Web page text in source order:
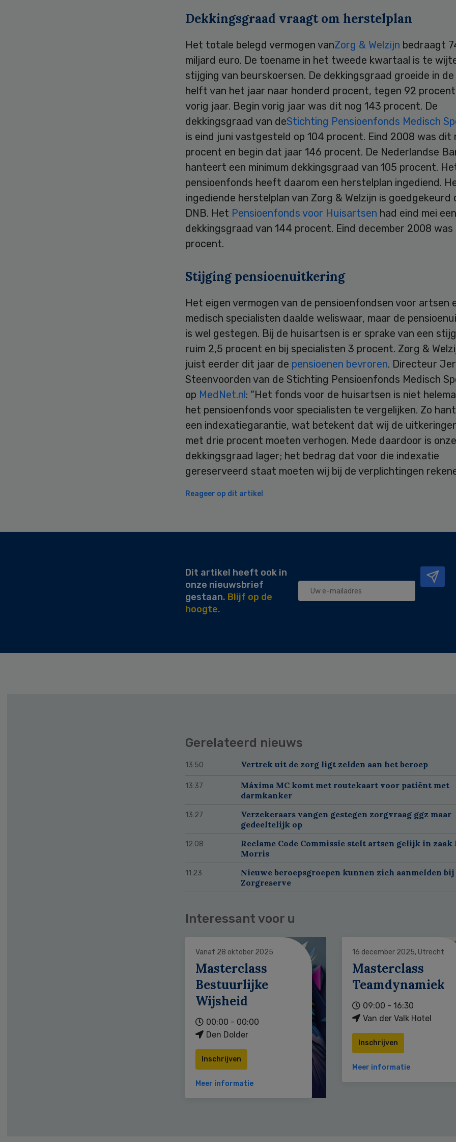
Dekkingsgraad vraagt om herstelplan
Het totale belegd vermogen vanZorg & Welzijn bedraagt
miljard euro. De toename in het tweede kwartaal is te
stijging van beurskoersen. De dekkingsgraad groeide in
helft van het jaar naar honderd procent, tegen 92
vorig jaar. Begin vorig jaar was dit nog 143 procent. De
dekkingsgraad van deStichting Pensioenfonds Medisch
is eind juni vastgesteld op 104 procent. Eind 2008 was dit
procent en begin dat jaar 146 procent. De Nederlandse
hanteert een minimum dekkingsgraad van 105 procent.
pensioenfonds heeft daarom een herstelplan ingediend.
ingediende herstelplan van Zorg & Welzijn is goedgekeurd
DNB. Het Pensioenfonds voor Huisartsen had eind mei een
dekkingsgraad van 144 procent. Eind december 2008 was
procent.
Stijging pensioenuitkering
Het eigen vermogen van de pensioenfondsen voor artsen
medisch specialisten daalde weliswaar, maar de
is wel gestegen. Bij de huisartsen is er sprake van een
ruim 2,5 procent en bij specialisten 3 procent. Zorg &
juist eerder dit jaar de pensioenen bevroren. Directeur
Steenvoorden van de Stichting Pensioenfonds Medisch
op MedNet.nl: “Het fonds voor de huisartsen is niet
het pensioenfonds voor specialisten te vergelijken. Zo
een indexatiegarantie, wat betekent dat wij de
met drie procent moeten verhogen. Mede daardoor is onze
dekkingsgraad lager; het bedrag dat voor die indexatie
gereserveerd staat moeten wij bij de verplichtingen
Reageer op dit artikel
Secondary
Dit artikel heeft ook in
onze nieuwsbrief
gestaan. Blijf op de
hoogte.
Gerelateerd nieuws
13:50 Vertrek uit de zorg ligt zelden aan het beroep
13:37
Máxima MC komt met routekaart voor patiënt met
darmkanker
13:27
Verzekeraars vangen gestegen zorgvraag ggz maar
gedeeltelijk op
12:08
Reclame Code Commissie stelt artsen gelijk in
Morris
11:23
Nieuwe beroepsgroepen kunnen zich aanmelden
Zorgreserve
Interessant voor u
Vanaf 28 oktober 2025
Masterclass
Bestuurlijke
Wijsheid
00:00 - 00:00
Den Dolder
Inschrijven
Meer informatie
16 december 2025, Utrecht
Masterclass
Teamdynamiek
09:00 - 16:30
Van der Valk Hotel
Inschrijven
Meer informatie